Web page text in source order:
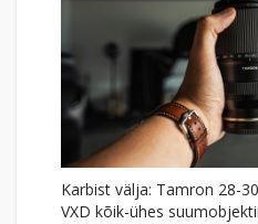
Karbist välja: Tamron 28-
VXD kõik-ühes